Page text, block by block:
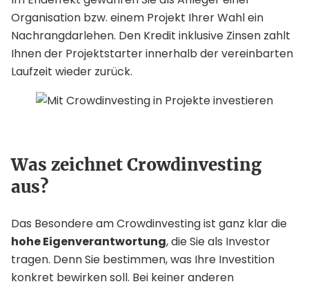
Organisation bzw. einem Projekt Ihrer Wahl ein
Nachrangdarlehen. Den Kredit inklusive Zinsen zahlt
Ihnen der Projektstarter innerhalb der vereinbarten
Laufzeit wieder zurück.
Was zeichnet Crowdinvesting
aus?
Das Besondere am Crowdinvesting ist ganz klar die
hohe Eigenverantwortung, die Sie als Investor
tragen. Denn Sie bestimmen, was Ihre Investition
konkret bewirken soll. Bei keiner anderen